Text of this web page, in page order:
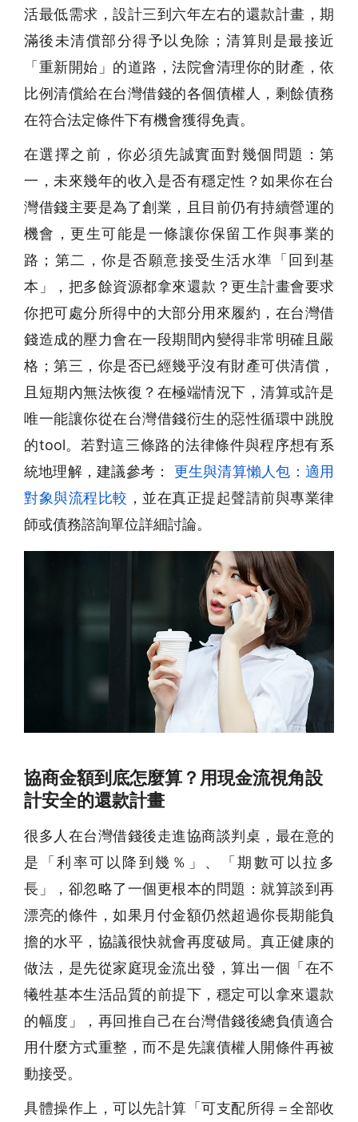
活最低需求，設計三到六年左右的還款計畫，期
滿後未清償部分得予以免除；清算則是最接近
「重新開始」的道路，法院會清理你的財產，依
比例清償給在台灣借錢的各個債權人，剩餘債務
在符合法定條件下有機會獲得免責。
在選擇之前，你必須先誠實面對幾個問題：第
一，未來幾年的收入是否有穩定性？如果你在台
灣借錢主要是為了創業，且目前仍有持續營運的
機會，更生可能是一條讓你保留工作與事業的
路；第二，你是否願意接受生活水準「回到基
本」，把多餘資源都拿來還款？更生計畫會要求
你把可處分所得中的大部分用來履約，在台灣借
錢造成的壓力會在一段期間內變得非常明確且嚴
格；第三，你是否已經幾乎沒有財產可供清償，
且短期內無法恢復？在極端情況下，清算或許是
唯一能讓你從在台灣借錢衍生的惡性循環中跳脫
的tool。若對這三條路的法律條件與程序想有系
統地理解，建議參考：
更生與清算懶人包：適用
對象與流程比較 ，並在真正提起聲請前與專業律
師或債務諮詢單位詳細討論。
協商金額到底怎麼算？用現金流視角設
計安全的還款計畫
很多人在台灣借錢後走進協商談判桌，最在意的
是「利率可以降到幾％」、「期數可以拉多
長」，卻忽略了一個更根本的問題：就算談到再
漂亮的條件，如果月付金額仍然超過你長期能負
擔的水平，協議很快就會再度破局。真正健康的
做法，是先從家庭現金流出發，算出一個「在不
犧牲基本生活品質的前提下，穩定可以拿來還款
的幅度」，再回推自己在台灣借錢後總負債適合
用什麼方式重整，而不是先讓債權人開條件再被
動接受。
具體操作上，可以先計算「可支配所得＝全部收